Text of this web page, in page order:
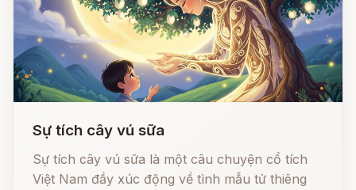
Sự tích cây vú sữa
Sự tích cây vú sữa là một câu chuyện cổ tích
Việt Nam đầy xúc động về tình mẫu tử thiêng